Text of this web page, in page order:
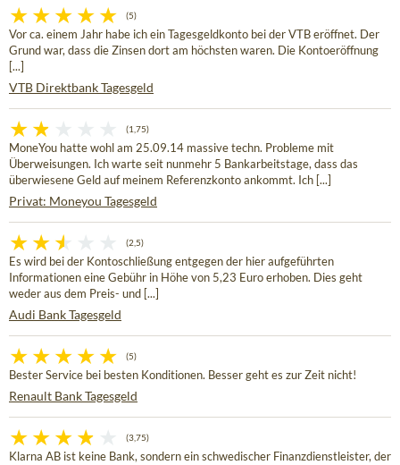
(5)
Vor ca. einem Jahr habe ich ein Tagesgeldkonto bei der VTB eröffnet. Der
Grund war, dass die Zinsen dort am höchsten waren. Die Kontoeröffnung
[...]
VTB Direktbank Tagesgeld
(1,75)
MoneYou hatte wohl am 25.09.14 massive techn. Probleme mit
Überweisungen. Ich warte seit nunmehr 5 Bankarbeitstage, dass das
überwiesene Geld auf meinem Referenzkonto ankommt. Ich [...]
Privat: Moneyou Tagesgeld
(2,5)
Es wird bei der Kontoschließung entgegen der hier aufgeführten
Informationen eine Gebühr in Höhe von 5,23 Euro erhoben. Dies geht
weder aus dem Preis- und [...]
Audi Bank Tagesgeld
(5)
Bester Service bei besten Konditionen. Besser geht es zur Zeit nicht!
Renault Bank Tagesgeld
(3,75)
Klarna AB ist keine Bank, sondern ein schwedischer Finanzdienstleister, der